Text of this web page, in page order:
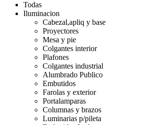
Todas
Iluminacion
Cabezal,apliq y base
Proyectores
Mesa y pie
Colgantes interior
Plafones
Colgantes industrial
Alumbrado Publico
Embutidos
Farolas y exterior
Portalamparas
Columnas y brazos
Luminarias p/pileta